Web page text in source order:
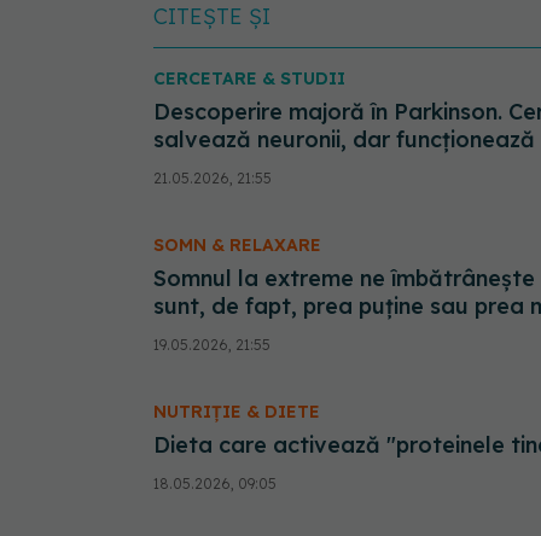
CITEȘTE ȘI
CERCETARE & STUDII
Descoperire majoră în Parkinson.
salvează neuronii, dar
21.05.2026, 21:55
SOMN & RELAXARE
Somnul la extreme ne
sunt, de fapt, prea puține sau prea
19.05.2026, 21:55
NUTRIȚIE & DIETE
Dieta care activează "proteinele
18.05.2026, 09:05